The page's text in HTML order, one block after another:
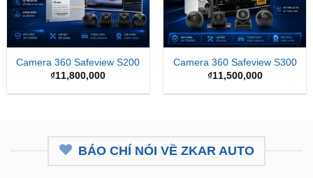
Camera 360 Safeview S200
₫11,800,000
Camera 360 Safeview S300
₫11,500,000
BÁO CHÍ NÓI VỀ ZKAR AUTO